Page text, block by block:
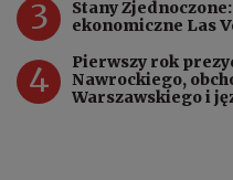
3
Stany
ekonomiczne Las
4
Pierwszy rok
Nawrockiego,
Warszawskiego i